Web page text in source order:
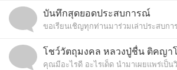
บันทึกสุดยอดประสบการณ์
โชว์วัตถุมงคล หลวงปู่ชื่น ติคญา